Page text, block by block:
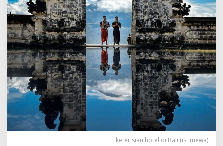
r
s
e
n
keterisian hotel di Bali (istimewa)